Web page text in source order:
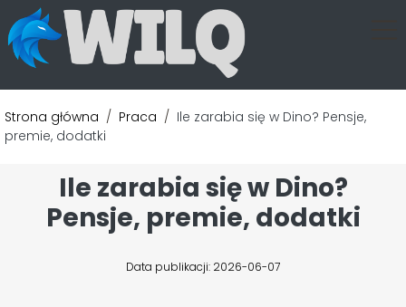
Strona główna / Praca / Ile zarabia się w Dino? Pensje,
premie, dodatki
Ile zarabia się w Dino?
Pensje, premie, dodatki
Data publikacji: 2026-06-07